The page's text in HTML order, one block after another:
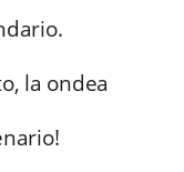
la ondea